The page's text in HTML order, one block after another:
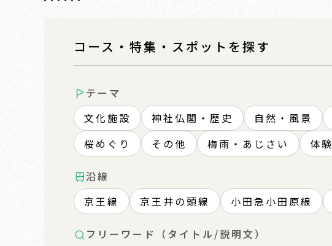
コース・特集・スポットを探す
テーマ
文化施設
神社仏閣・歴史 自然・風景
桜めぐり
その他 梅雨・あじさい 体験
沿線
京王線
京王井の頭線 小田急小田原線
フリーワード（タイトル/説明文）